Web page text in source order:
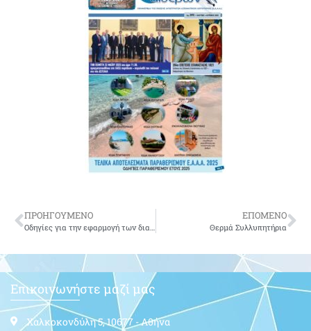
ΠΡΟΗΓΟΥΜΕΝΟ
Οδηγίες για την εφαρμογή των διατάξεων της παρ. 2α του άρθρου 8 του ν. 4387/2016 (A 85). Προσδιορισμός συντάξιμων αποδοχών και σχετικών κρατήσεων δημοσίων λειτουργών και υπαλλήλων
ΕΠΟΜΕΝΟ
Θερμά Συλλυπητήρια
Επικοινωνήστε μαζί μας
Χαλκοκονδύλη 5, 10677 - Αθήνα